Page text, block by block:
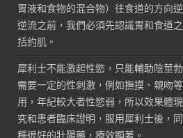
胃液和食物的混合物）往食道的方向
逆流之前，我們必須先認識胃和食道
括約肌。
犀利士不能激起性慾，只能輔助陰莖
需要一定的性刺激，例如撫摸、親吻
用，年紀較大者性慾弱，所以效果體
究和患者臨床證明，服用犀利士後，